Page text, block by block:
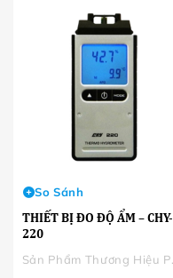
THIẾT BỊ ĐO ĐỘ ẨM – CHY-
220
So Sánh